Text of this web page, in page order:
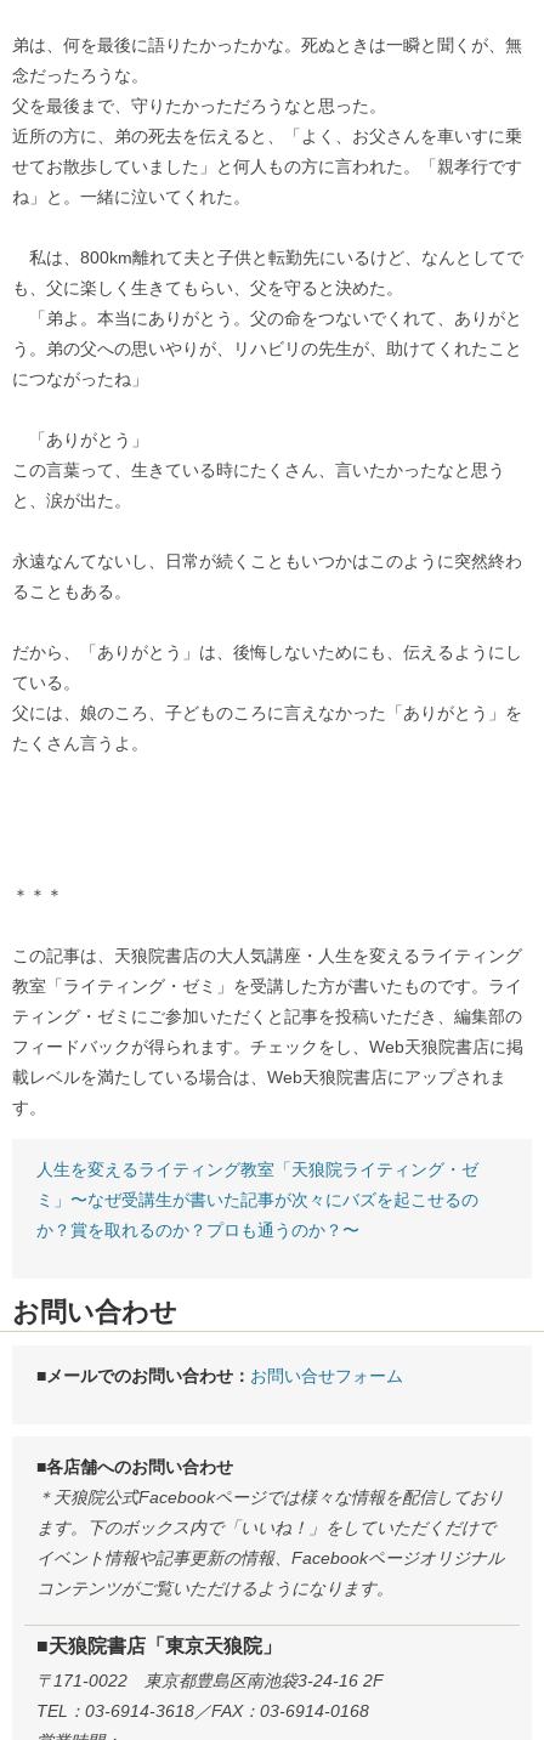
弟は、何を最後に語りたかったかな。死ぬときは一瞬と聞くが、無
念だったろうな。
父を最後まで、守りたかっただろうなと思った。
近所の方に、弟の死去を伝えると、「よく、お父さんを車いすに乗
せてお散歩していました」と何人もの方に言われた。「親孝行です
ね」と。一緒に泣いてくれた。
私は、800km離れて夫と子供と転勤先にいるけど、なんとしてで
も、父に楽しく生きてもらい、父を守ると決めた。
「弟よ。本当にありがとう。父の命をつないでくれて、ありがと
う。弟の父への思いやりが、リハビリの先生が、助けてくれたこと
につながったね」
「ありがとう」
この言葉って、生きている時にたくさん、言いたかったなと思う
と、涙が出た。
永遠なんてないし、日常が続くこともいつかはこのように突然終わ
ることもある。
だから、「ありがとう」は、後悔しないためにも、伝えるようにし
ている。
父には、娘のころ、子どものころに言えなかった「ありがとう」を
たくさん言うよ。
＊＊＊
この記事は、天狼院書店の大人気講座・人生を変えるライティング
教室「ライティング・ゼミ」を受講した方が書いたものです。ライ
ティング・ゼミにご参加いただくと記事を投稿いただき、編集部の
フィードバックが得られます。チェックをし、Web天狼院書店に掲
載レベルを満たしている場合は、Web天狼院書店にアップされま
す。
人生を変えるライティング教室「天狼院ライティング・ゼ
ミ」〜なぜ受講生が書いた記事が次々にバズを起こせるの
か？賞を取れるのか？プロも通うのか？〜
お問い合わせ
■メールでのお問い合わせ： お問い合せフォーム
■各店舗へのお問い合わせ
＊天狼院公式Facebookページでは様々な情報を配信しており
ます。下のボックス内で「いいね！」をしていただくだけで
イベント情報や記事更新の情報、Facebookページオリジナル
コンテンツがご覧いただけるようになります。
■天狼院書店「東京天狼院」
〒171-0022 東京都豊島区南池袋3-24-16 2F
TEL：03-6914-3618／FAX：03-6914-0168